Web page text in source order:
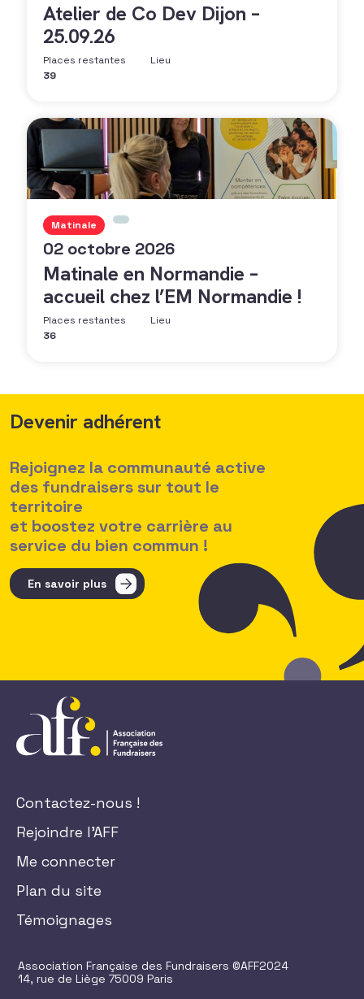
Atelier de Co Dev Dijon –
25.09.26
Places restantes
39
Lieu
Matinale
02 octobre 2026
Matinale en Normandie –
accueil chez l’EM Normandie !
Places restantes
36
Lieu
Devenir adhérent
Rejoignez la communauté active
des fundraisers sur tout le
territoire
et boostez votre carrière au
service du bien commun !
En savoir plus
Contactez-nous !
Rejoindre l'AFF
Me connecter
Plan du site
Témoignages
Association Française des Fundraisers ©AFF2024
14, rue de Liège 75009 Paris